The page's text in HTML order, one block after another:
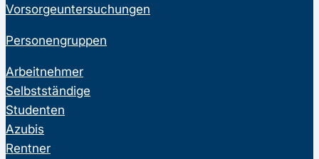
Vorsorgeuntersuchungen
Personengruppen
Arbeitnehmer
Selbstständige
Studenten
Azubis
Rentner